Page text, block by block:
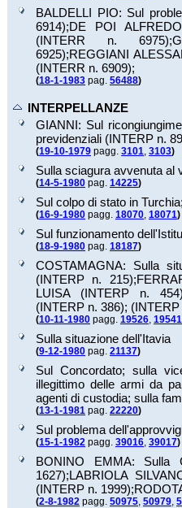
BALDELLI PIO: Sul
6914);DE POI
(INTERR n. 6975);
6925);REGGIANI
(INTERR n. 6909);
(18-1-1983 pag. 56488)
INTERPELLANZE
GIANNI: Sul
previdenziali (INTERP n. 89
(19-10-1979 pagg. 3101 3103)
Sulla sciagura avvenuta al
(14-5-1980 pag. 14225)
Sul colpo di stato in Turchia;
(16-9-1980 pagg. 18070 18071)
Sul funzionamento
(18-9-1980 pag. 18187)
COSTAMAGNA: Sulla
(INTERP n. 215);
LUISA (INTERP n. 454
(INTERP n. 386); (INTERP
(10-11-1980 pagg. 19526 19541
Sulla situazione dell'Itavia
(9-12-1980 pag. 21137)
Sul Concordato; sulla
illegittimo delle armi da
agenti di custodia; sulla
(13-1-1981 pag. 22220)
Sul problema
(15-1-1982 pagg. 39016 39017)
BONINO EMMA:
1627);LABRIOLA
(INTERP n. 1999);
(2-8-1982 pagg. 50975 50979